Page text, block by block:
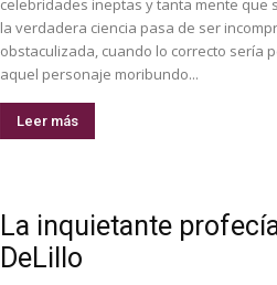
celebridades ineptas y tanta mente que
la verdadera ciencia pasa de ser
obstaculizada, cuando lo correcto sería
aquel personaje moribundo...
Leer más
La inquietante
DeLillo